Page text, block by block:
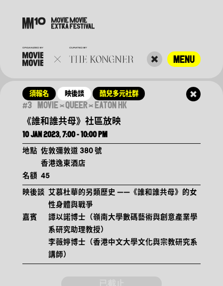
MENU
13.12.2022–15.1.2023
須報名 映後談 酷兒多元社群
#3 MOVIE×QUEER×EATON HK
《誰和誰共母》社區放映
10 JAN 2023, 7:00 - 10:00 PM
地點 佐敦彌敦道 380 號
香港逸東酒店
名額 45
映後談 艾慕杜華的另類歷史 ——《誰和誰共母》的女
性身體與戰爭
嘉賓
譚以諾博士（嶺南大學數碼藝術與創意產業學
系研究助理教授）
李薇婷博士（香港中文大學文化與宗教研究系
講師）